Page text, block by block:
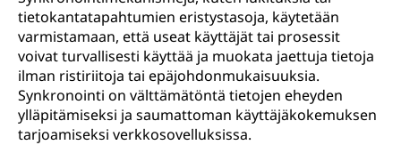
tietokantatapahtumien eristystasoja, käytetään
varmistamaan, että useat käyttäjät tai prosessit
voivat turvallisesti käyttää ja muokata jaettuja tietoja
ilman ristiriitoja tai epäjohdonmukaisuuksia.
Synkronointi on välttämätöntä tietojen eheyden
ylläpitämiseksi ja saumattoman käyttäjäkokemuksen
tarjoamiseksi verkkosovelluksissa.